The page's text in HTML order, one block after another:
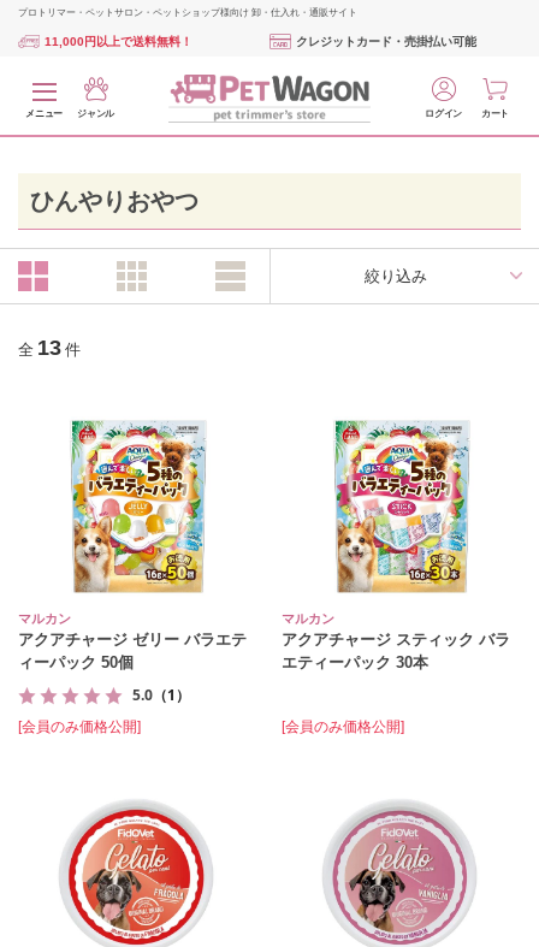
プロトリマー・ペットサロン・ペットショップ様向け 卸・仕入れ・通販サイト
11,000円以上で送料無料！ クレジットカード・売掛払い可能
メニュー ジャンル ログイン カート
ひんやりおやつ
絞り込み
全 13 件
マルカン
アクアチャージ ゼリー バラエテ
ィーパック 50個
5.0 （1）
[会員のみ価格公開]
マルカン
アクアチャージ スティック バラ
エティーパック 30本
[会員のみ価格公開]